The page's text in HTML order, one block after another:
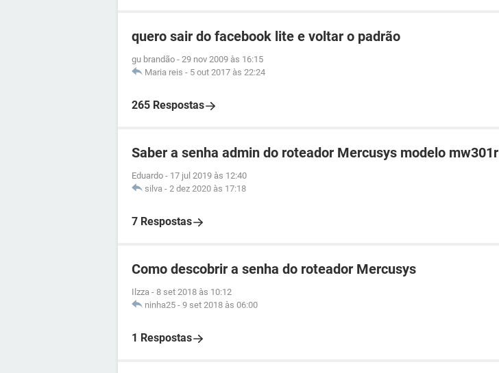
quero sair do facebook lite e voltar o padrão
gu brandão - 29 nov 2009 às 16:15
Maria reis - 5 out 2017 às 22:24
265 Respostas
Saber a senha admin do roteador Mercusys modelo mw301r
Eduardo - 17 jul 2019 às 12:40
silva - 2 dez 2020 às 17:18
7 Respostas
Como descobrir a senha do roteador Mercusys
Ilzza - 8 set 2018 às 10:12
ninha25 - 9 set 2018 às 06:00
1 Respostas